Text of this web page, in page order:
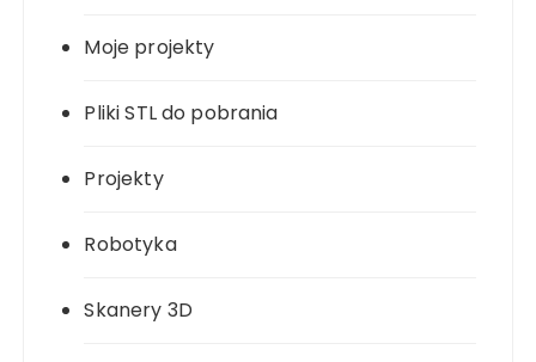
Moje projekty
Pliki STL do pobrania
Projekty
Robotyka
Skanery 3D